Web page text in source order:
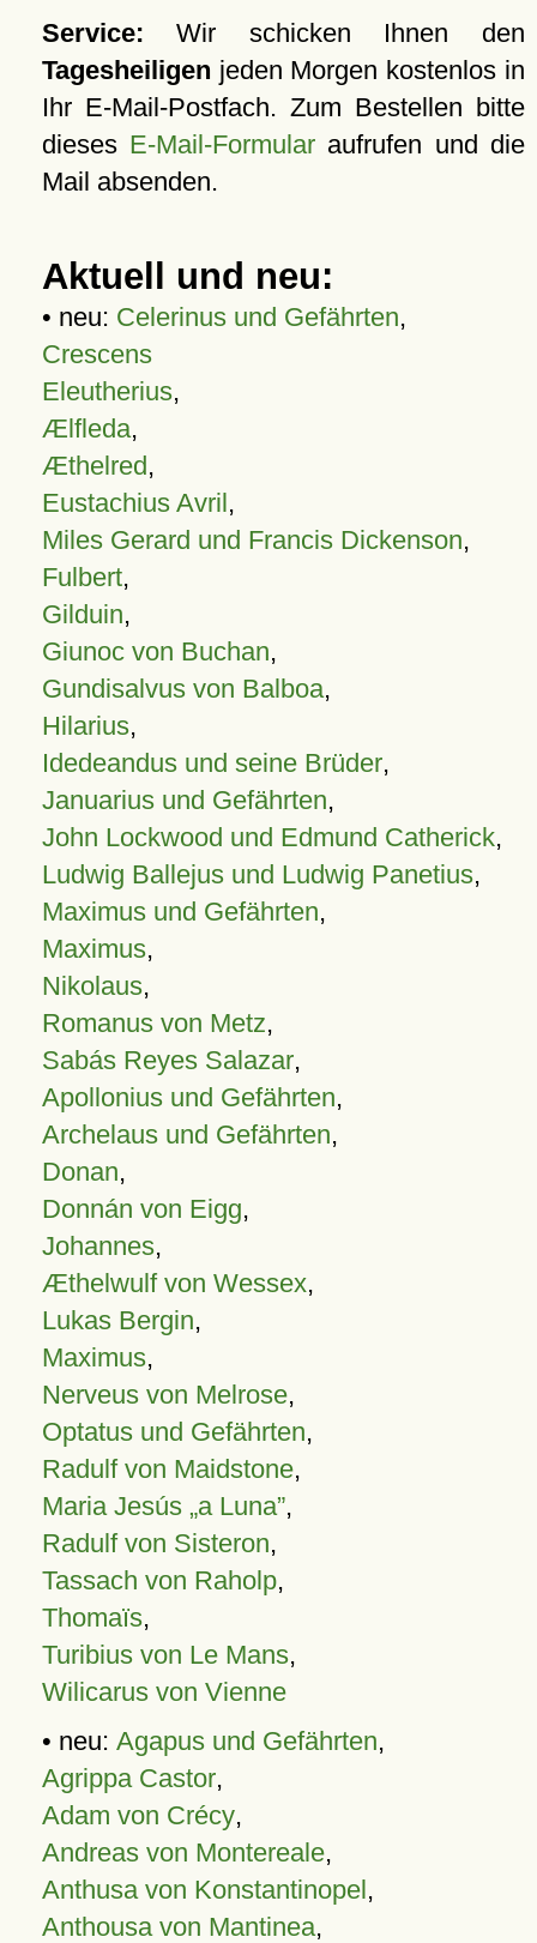
Service: Wir schicken Ihnen den
Tagesheiligen jeden Morgen kostenlos in
Ihr E-Mail-Postfach. Zum Bestellen bitte
dieses E-Mail-Formular aufrufen und die
Mail absenden.
Aktuell und neu:
• neu: Celerinus und Gefährten,
Crescens
Eleutherius,
Ælfleda,
Æthelred,
Eustachius Avril,
Miles Gerard und Francis Dickenson,
Fulbert,
Gilduin,
Giunoc von Buchan,
Gundisalvus von Balboa,
Hilarius,
Idedeandus und seine Brüder,
Januarius und Gefährten,
John Lockwood und Edmund Catherick,
Ludwig Ballejus und Ludwig Panetius,
Maximus und Gefährten,
Maximus,
Nikolaus,
Romanus von Metz,
Sabás Reyes Salazar,
Apollonius und Gefährten,
Archelaus und Gefährten,
Donan,
Donnán von Eigg,
Johannes,
Æthelwulf von Wessex,
Lukas Bergin,
Maximus,
Nerveus von Melrose,
Optatus und Gefährten,
Radulf von Maidstone,
Maria Jesús „a Luna”,
Radulf von Sisteron,
Tassach von Raholp,
Thomaïs,
Turibius von Le Mans,
Wilicarus von Vienne
• neu: Agapus und Gefährten,
Agrippa Castor,
Adam von Crécy,
Andreas von Montereale,
Anthusa von Konstantinopel,
Anthousa von Mantinea,